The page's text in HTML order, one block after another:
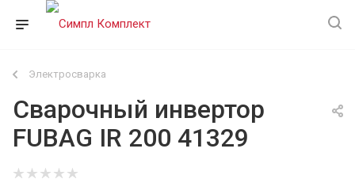
Электросварка
Сварочный инвертор
FUBAG IR 200 41329